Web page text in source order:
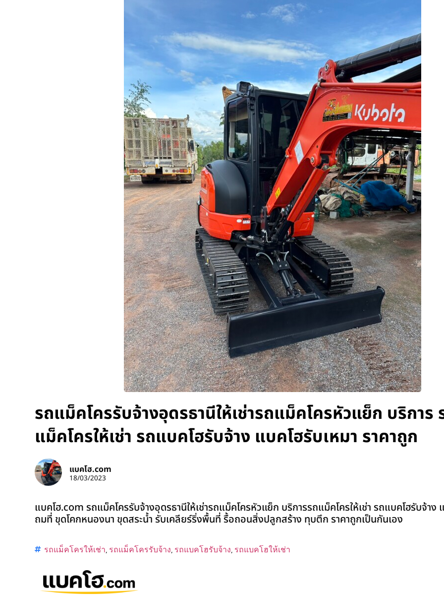
รถแม็คโครรับจ้างอุดรธานีให้เช่ารถแม็คโครหัวแย็ก บริการ
แม็คโครให้เช่า รถแบคโฮรับจ้าง แบคโฮรับเหมา ราคาถูก
แบคโฮ.com
18/03/2023
แบคโฮ.com รถแม็คโครรับจ้างอุดรธานีให้เช่ารถแม็คโครหัวแย็ก บริการรถแม็คโครให้เช่า รถแบคโฮรับจ้าง
ถมที่ ขุดโคกหนองนา ขุดสระน้ำ รับเคลียร์ริ่งพื้นที่ รื้อถอนสิ่งปลูกสร้าง ทุบตึก ราคาถูกเป็นกันเอง
รถแม็คโครให้เช่า, รถแม็คโครรับจ้าง, รถแบคโฮรับจ้าง, รถแบคโฮให้เช่า